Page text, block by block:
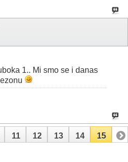
1.. Mi smo se i danas
11 12 13 14 15